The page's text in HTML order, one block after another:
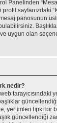
Panelinden
sayfanızdaki
panosunun
ve uygun olan
nedir?
tarayıcısındaki
yer imleri tıpkı bir
güncellendiği